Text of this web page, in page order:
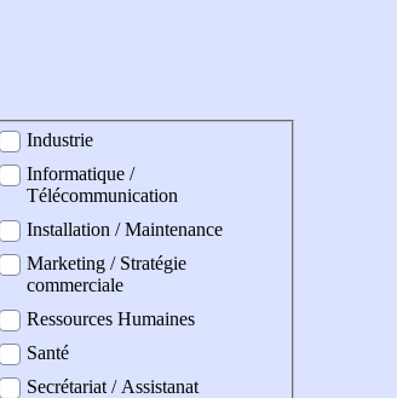
Industrie
Informatique /
Télécommunication
Installation / Maintenance
Marketing / Stratégie
commerciale
Ressources Humaines
Santé
Secrétariat / Assistanat